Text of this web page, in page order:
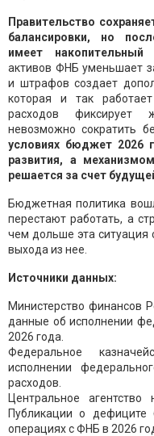
Правительство
балансировки, но
имеет
активов ФНБ уменьшает
и штрафов создает
которая и так
расходов фиксирует
невозможно сократить
условиях бюджет 2026
развития, а
решается за счет
Бюджетная политика
перестают работать, а
чем дольше эта ситуация
выхода из нее.
Источники данных:
Министерство финансов
данные об исполнении
2026 года.
Федеральное
исполнении
расходов.
Центральное
Публикации о дефиците
операциях с ФНБ в 2026